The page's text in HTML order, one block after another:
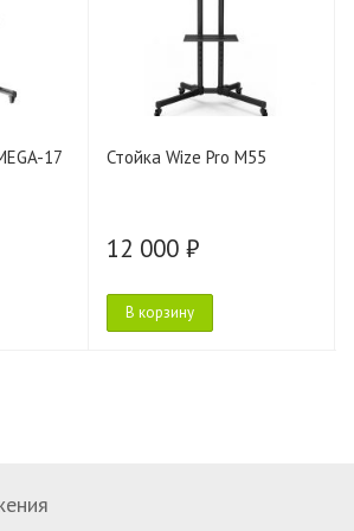
17 Стойка Wize Pro M55
12 000 ₽
В корзину